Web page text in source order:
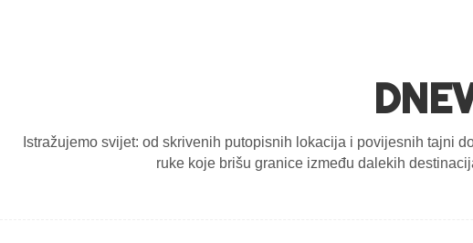
Istražujemo svijet: od skrivenih putopisnih lokacija i povijesnih tajni
ruke koje brišu granice između dalekih